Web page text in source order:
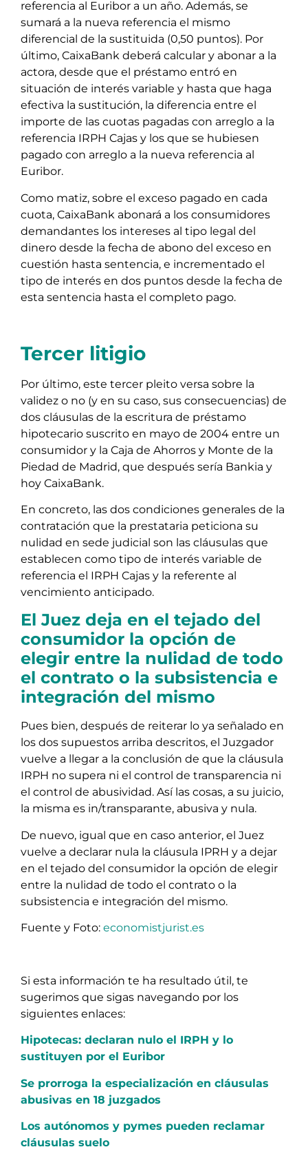
referencia al Euribor a un año. Además, se
sumará a la nueva referencia el mismo
diferencial de la sustituida (0,50 puntos). Por
último, CaixaBank deberá calcular y abonar a la
actora, desde que el préstamo entró en
situación de interés variable y hasta que haga
efectiva la sustitución, la diferencia entre el
importe de las cuotas pagadas con arreglo a la
referencia IRPH Cajas y los que se hubiesen
pagado con arreglo a la nueva referencia al
Euribor.
Como matiz, sobre el exceso pagado en cada
cuota, CaixaBank abonará a los consumidores
demandantes los intereses al tipo legal del
dinero desde la fecha de abono del exceso en
cuestión hasta sentencia, e incrementado el
tipo de interés en dos puntos desde la fecha de
esta sentencia hasta el completo pago.
Tercer litigio
Por último, este tercer pleito versa sobre la
validez o no (y en su caso, sus consecuencias) de
dos cláusulas de la escritura de préstamo
hipotecario suscrito en mayo de 2004 entre un
consumidor y la Caja de Ahorros y Monte de la
Piedad de Madrid, que después sería Bankia y
hoy CaixaBank.
En concreto, las dos condiciones generales de la
contratación que la prestataria peticiona su
nulidad en sede judicial son las cláusulas que
establecen como tipo de interés variable de
referencia el IRPH Cajas y la referente al
vencimiento anticipado.
El Juez deja en el tejado del
consumidor la opción de
elegir entre la nulidad de todo
el contrato o la subsistencia e
integración del mismo
Pues bien, después de reiterar lo ya señalado en
los dos supuestos arriba descritos, el Juzgador
vuelve a llegar a la conclusión de que la cláusula
IRPH no supera ni el control de transparencia ni
el control de abusividad. Así las cosas, a su juicio,
la misma es in/transparante, abusiva y nula.
De nuevo, igual que en caso anterior, el Juez
vuelve a declarar nula la cláusula IPRH y a dejar
en el tejado del consumidor la opción de elegir
entre la nulidad de todo el contrato o la
subsistencia e integración del mismo.
Fuente y Foto: economistjurist.es
Si esta información te ha resultado útil, te
sugerimos que sigas navegando por los
siguientes enlaces:
Hipotecas: declaran nulo el IRPH y lo
sustituyen por el Euribor
Se prorroga la especialización en cláusulas
abusivas en 18 juzgados
Los autónomos y pymes pueden reclamar
cláusulas suelo